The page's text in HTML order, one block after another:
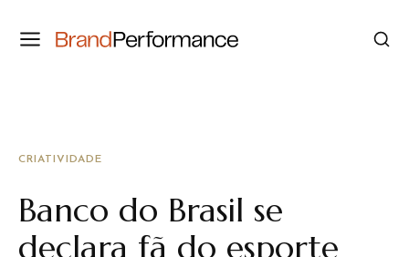
CRIATIVIDADE
Banco do Brasil se
declara fã do esporte